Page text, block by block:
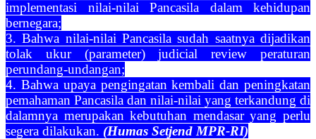
implementasi nilai-nilai Pancasila dalam kehidupan
bernegara;
3. Bahwa nilai-nilai Pancasila sudah saatnya dijadikan
tolak ukur (parameter) judicial review peraturan
perundang-undangan;
4. Bahwa upaya pengingatan kembali dan peningkatan
pemahaman Pancasila dan nilai-nilai yang terkandung di
dalamnya merupakan kebutuhan mendasar yang perlu
segera dilakukan. (Humas Setjend MPR-RI)